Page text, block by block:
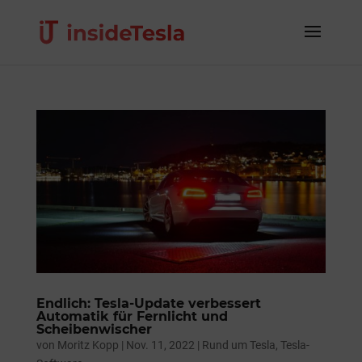
Endlich: Tesla-Update verbessert
Automatik für Fernlicht und
Scheibenwischer
von Moritz Kopp | Nov. 11, 2022 | Rund um Tesla Tesla-